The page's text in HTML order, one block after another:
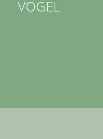
VOGEL